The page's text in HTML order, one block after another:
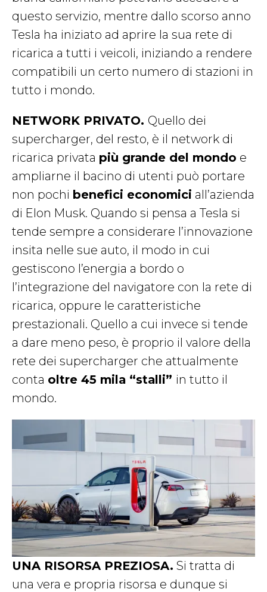
questo servizio, mentre dallo scorso anno
Tesla ha iniziato ad aprire la sua rete di
ricarica a tutti i veicoli, iniziando a rendere
compatibili un certo numero di stazioni in
tutto i mondo.
NETWORK PRIVATO. Quello dei
supercharger, del resto, è il network di
ricarica privata più grande del mondo e
ampliarne il bacino di utenti può portare
non pochi benefici economici all’azienda
di Elon Musk. Quando si pensa a Tesla si
tende sempre a considerare l’innovazione
insita nelle sue auto, il modo in cui
gestiscono l’energia a bordo o
l’integrazione del navigatore con la rete di
ricarica, oppure le caratteristiche
prestazionali. Quello a cui invece si tende
a dare meno peso, è proprio il valore della
rete dei supercharger che attualmente
conta oltre 45 mila “stalli” in tutto il
mondo.
UNA RISORSA PREZIOSA. Si tratta di
una vera e propria risorsa e dunque si